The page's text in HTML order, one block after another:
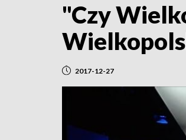
"Czy
2017-12-27